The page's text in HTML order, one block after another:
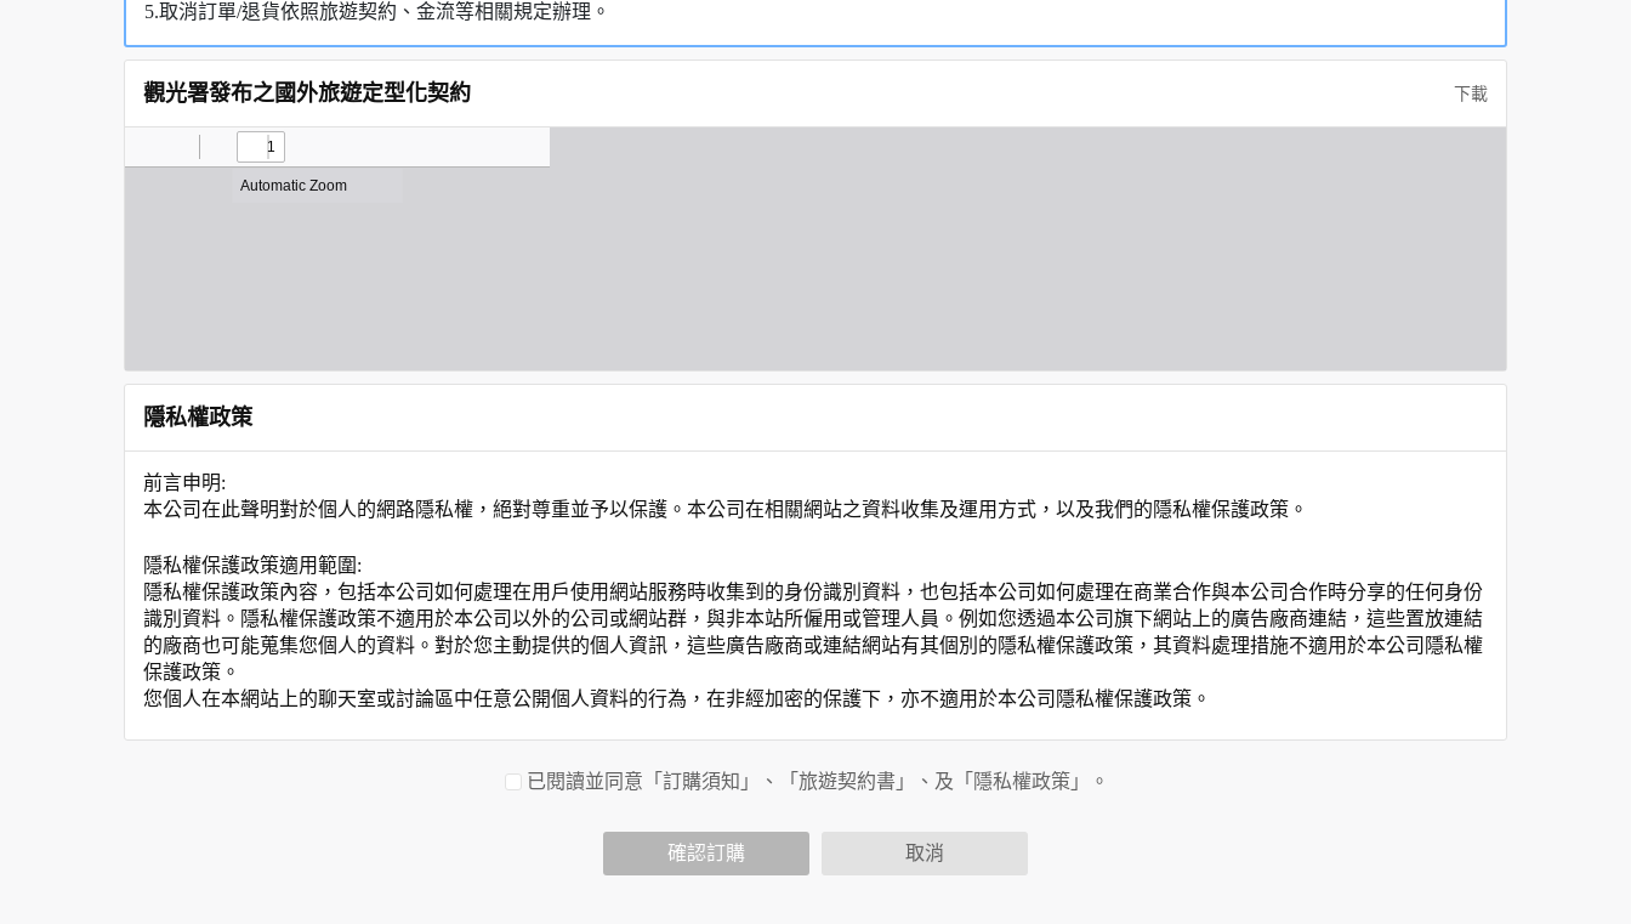
5.取消訂單/退貨依照旅遊契約、金流等相關規定辦理。
觀光署發布之國外旅遊定型化契約 下載
隱私權政策
前言申明:
本公司在此聲明對於個人的網路隱私權，絕對尊重並予以保護。本公司在相關網站之資料收集及運用方式，以及我們的隱私權保護政策。
隱私權保護政策適用範圍:
隱私權保護政策內容，包括本公司如何處理在用戶使用網站服務時收集到的身份識別資料，也包括本公司如何處理在商業合作與本公司合作時分享的任何身份
識別資料。隱私權保護政策不適用於本公司以外的公司或網站群，與非本站所僱用或管理人員。例如您透過本公司旗下網站上的廣告廠商連結，這些置放連結
的廠商也可能蒐集您個人的資料。對於您主動提供的個人資訊，這些廣告廠商或連結網站有其個別的隱私權保護政策，其資料處理措施不適用於本公司隱私權
保護政策。
您個人在本網站上的聊天室或討論區中任意公開個人資料的行為，在非經加密的保護下，亦不適用於本公司隱私權保護政策。
為了在本網站提供您最佳的互動性服務，可能會請您提供相關個人的資料，其範圍如下：
於一般瀏覽時，伺服器會自行記錄相關行徑，包括您使用連線設備的 IP 位址、使用時間、使用的瀏覽器、瀏覽及點選資料記錄等，做為我們增進網站服務的
已閱讀並同意「訂購須知」、「旅遊契約書」、及「隱私權政策」。
確認訂購 取消